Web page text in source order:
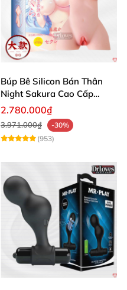
Búp Bê Silicon Bán Thân
Night Sakura Cao Cấp
Rung Đa Chức Năng
2.780.000₫
3.971.000₫
-30%
(953)